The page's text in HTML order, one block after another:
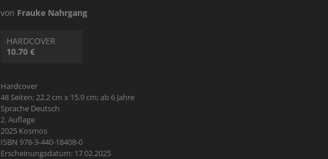
BÜCHER AUS DEM TYROLIA-VERLAG
von Frauke Nahrgang
HARDCOVER
10.70 €
Hardcover
48 Seiten; 22.2 cm x 15.9 cm; ab 6 Jahre
Sprache Deutsch
2. Auflage
2025 Kosmos
ISBN 978-3-440-18408-0
Erscheinungsdatum: 17.02.2025